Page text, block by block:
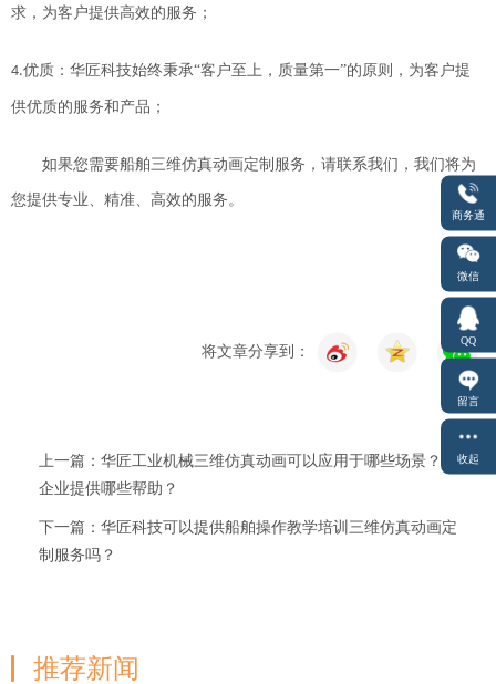
求，为客户提供高效的服务 ；
4.优质： 华匠科技始终秉承“客户至上，质量第一”的原则，为客户提
供优质的服务和产品 ；
如果您需要船舶三维仿真动画定制服务，请联系我们，我们将为
您提供专业、精准、高效的服务。
将文章分享到：
上一篇：华匠工业机械三维仿真动画可以应用于哪些场景？给
企业提供哪些帮助？
下一篇：华匠科技可以提供船舶操作教学培训三维仿真动画定
制服务吗？
推荐新闻
商务通
微信
QQ
留言
收起